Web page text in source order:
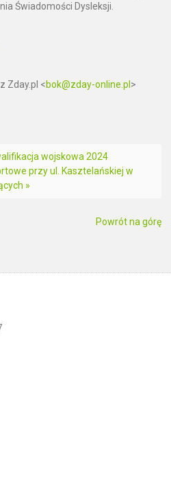
Świadomości Dysleksji.
Zday.pl <bok@zday-online.pl >
wojskowa 2024
przy ul. Kasztelańskiej w
»
Powrót na górę